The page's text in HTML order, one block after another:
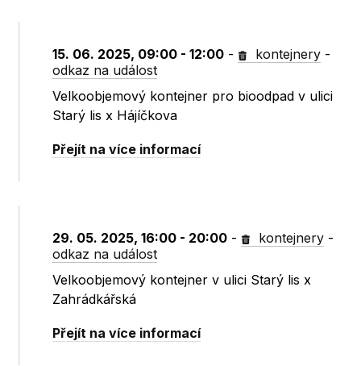
15. 06. 2025, 09:00 - 12:00 - kontejnery -
odkaz na událost
Velkoobjemový kontejner pro bioodpad v ulici
Starý lis x Hájíčkova
Přejít na více informací
29. 05. 2025, 16:00 - 20:00 - kontejnery -
odkaz na událost
Velkoobjemový kontejner v ulici Starý lis x
Zahrádkářská
Přejít na více informací